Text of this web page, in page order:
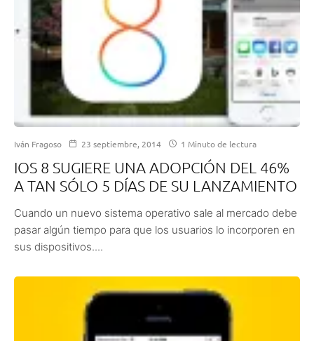
Iván Fragoso 23 septiembre, 2014 1 Minuto de lectura
IOS 8 SUGIERE UNA ADOPCIÓN DEL 46%
A TAN SÓLO 5 DÍAS DE SU LANZAMIENTO
Cuando un nuevo sistema operativo sale al mercado debe
pasar algún tiempo para que los usuarios lo incorporen en
sus dispositivos....